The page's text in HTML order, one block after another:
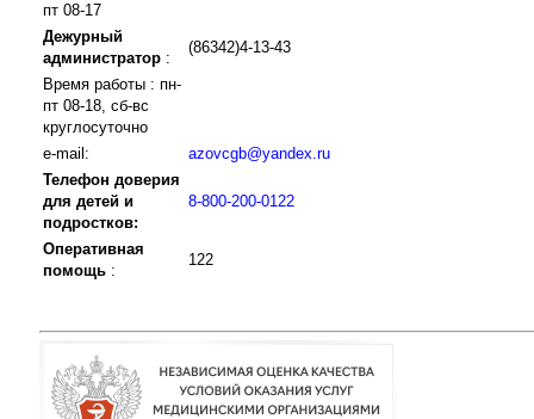
пт 08-17
Дежурный
администратор :
(86342)4-13-43
Время работы : пн-
пт 08-18, сб-вс
круглосуточно
e-mail:
azovcgb@yandex.ru
Телефон доверия
для детей и
подростков:
8-800-200-0122
Оперативная
помощь :
122